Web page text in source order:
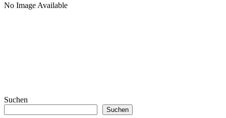
No Image Available
Suchen
Suchen